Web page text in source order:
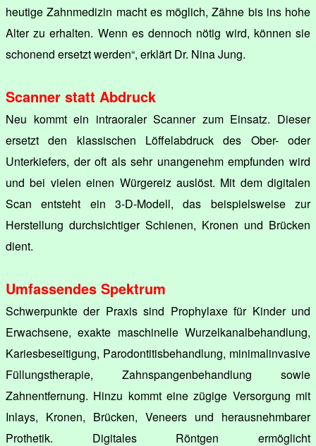
heutige Zahnmedizin macht es möglich, Zähne bis ins hohe
Alter zu erhalten. Wenn es dennoch nötig wird, können sie
schonend ersetzt werden“, erklärt Dr. Nina Jung.
Scanner statt Abdruck
Neu kommt ein intraoraler Scanner zum Einsatz. Dieser
ersetzt den klassischen Löffelabdruck des Ober- oder
Unterkiefers, der oft als sehr unangenehm empfunden wird
und bei vielen einen Würgereiz auslöst. Mit dem digitalen
Scan entsteht ein 3-D-Modell, das beispielsweise zur
Herstellung durchsichtiger Schienen, Kronen und Brücken
dient.
Umfassendes Spektrum
Schwerpunkte der Praxis sind Prophylaxe für Kinder und
Erwachsene, exakte maschinelle Wurzelkanalbehandlung,
Kariesbeseitigung, Parodontitisbehandlung, minimalinvasive
Füllungstherapie, Zahnspangenbehandlung sowie
Zahnentfernung. Hinzu kommt eine zügige Versorgung mit
Inlays, Kronen, Brücken, Veneers und herausnehmbarer
Prothetik. Digitales Röntgen ermöglicht